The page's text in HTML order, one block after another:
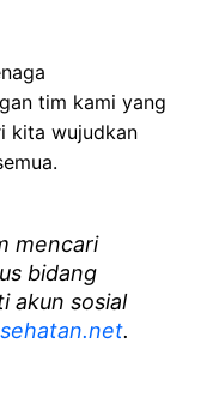
tim kami yang
kita wujudkan
mencari
bidang
akun sosial
.